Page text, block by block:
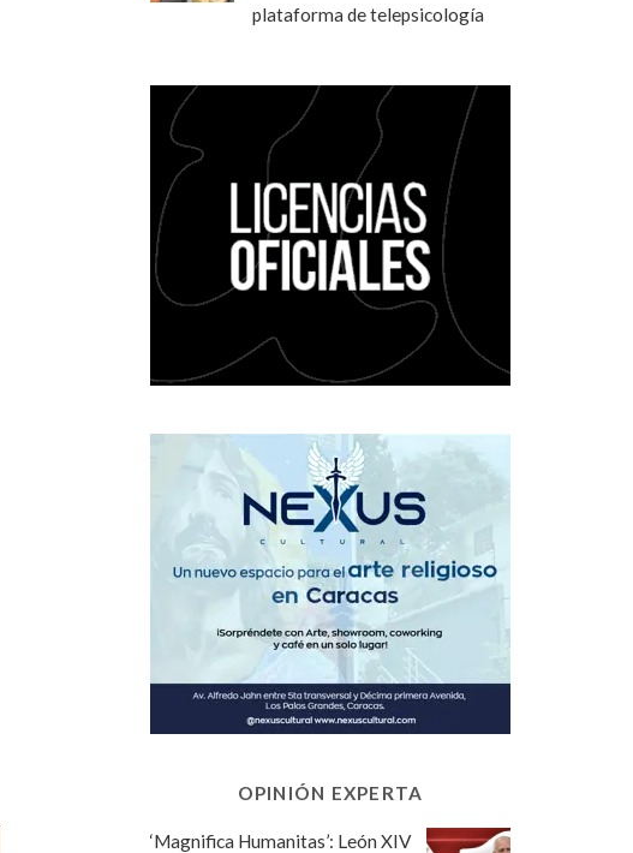
plataforma de telepsicología
OPINIÓN EXPERTA
‘Magnifica Humanitas’: León XIV